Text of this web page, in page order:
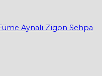
Aynalı Zigon Sehpa